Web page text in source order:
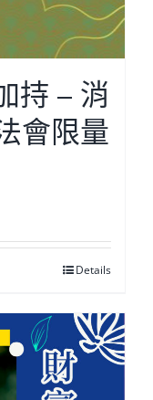
持 – 消
會限量
Details